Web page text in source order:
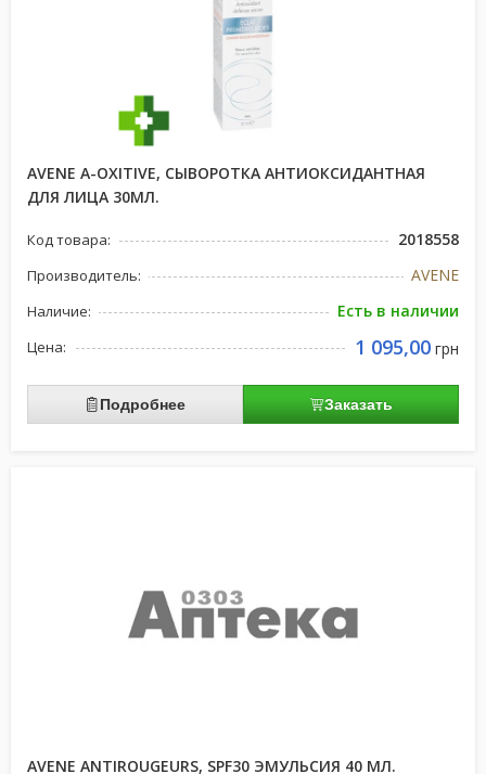
AVENE A-OXITIVE, СЫВОРОТКА АНТИОКСИДАНТНАЯ
ДЛЯ ЛИЦА 30МЛ.
Код товара: 2018558
Производитель: AVENE
Наличие: Есть в наличии
Цена: 1 095,00 грн
Подробнее Заказать
AVENE ANTIROUGEURS, SPF30 ЭМУЛЬСИЯ 40 МЛ.